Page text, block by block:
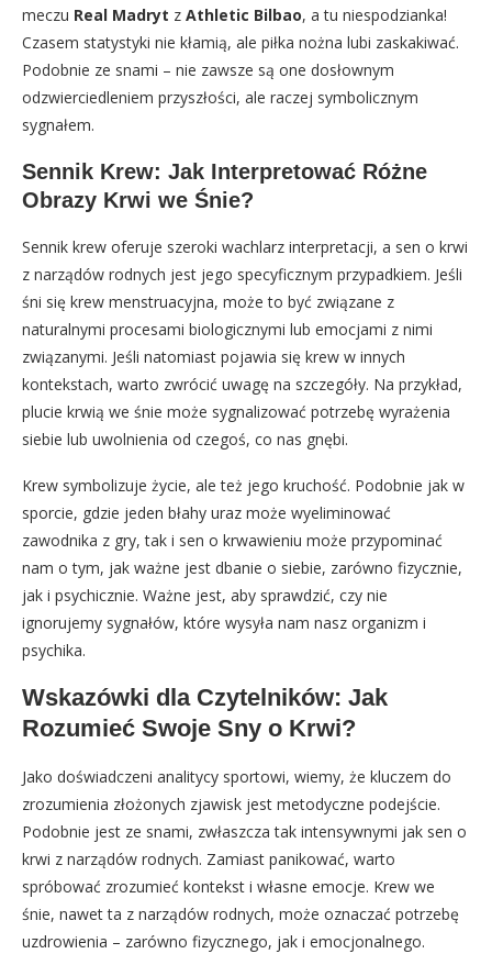
meczu Real Madryt z Athletic Bilbao, a tu niespodzianka!
Czasem statystyki nie kłamią, ale piłka nożna lubi zaskakiwać.
Podobnie ze snami – nie zawsze są one dosłownym
odzwierciedleniem przyszłości, ale raczej symbolicznym
sygnałem.
Sennik Krew: Jak Interpretować Różne
Obrazy Krwi we Śnie?
Sennik krew oferuje szeroki wachlarz interpretacji, a sen o krwi
z narządów rodnych jest jego specyficznym przypadkiem. Jeśli
śni się krew menstruacyjna, może to być związane z
naturalnymi procesami biologicznymi lub emocjami z nimi
związanymi. Jeśli natomiast pojawia się krew w innych
kontekstach, warto zwrócić uwagę na szczegóły. Na przykład,
plucie krwią we śnie może sygnalizować potrzebę wyrażenia
siebie lub uwolnienia od czegoś, co nas gnębi.
Krew symbolizuje życie, ale też jego kruchość. Podobnie jak w
sporcie, gdzie jeden błahy uraz może wyeliminować
zawodnika z gry, tak i sen o krwawieniu może przypominać
nam o tym, jak ważne jest dbanie o siebie, zarówno fizycznie,
jak i psychicznie. Ważne jest, aby sprawdzić, czy nie
ignorujemy sygnałów, które wysyła nam nasz organizm i
psychika.
Wskazówki dla Czytelników: Jak
Rozumieć Swoje Sny o Krwi?
Jako doświadczeni analitycy sportowi, wiemy, że kluczem do
zrozumienia złożonych zjawisk jest metodyczne podejście.
Podobnie jest ze snami, zwłaszcza tak intensywnymi jak sen o
krwi z narządów rodnych. Zamiast panikować, warto
spróbować zrozumieć kontekst i własne emocje. Krew we
śnie, nawet ta z narządów rodnych, może oznaczać potrzebę
uzdrowienia – zarówno fizycznego, jak i emocjonalnego.